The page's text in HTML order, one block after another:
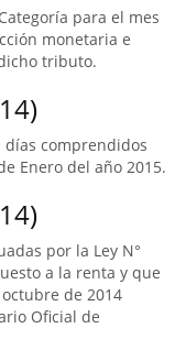
para el mes
monetaria e
tributo.
días comprendidos
Enero del año 2015.
por la Ley N°
a la renta y que
de 2014
Oficial de